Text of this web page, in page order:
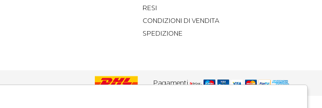
RESI
CONDIZIONI DI VENDITA
SPEDIZIONE
Pagamenti